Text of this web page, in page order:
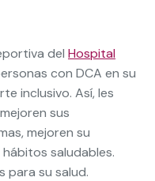
del Hospital
con DCA en su
inclusivo. Así, les
sus
mejoren su
saludables.
para su salud.